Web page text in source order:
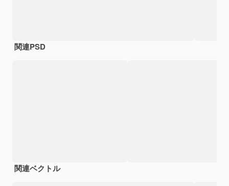
関連PSD
関連ベクトル